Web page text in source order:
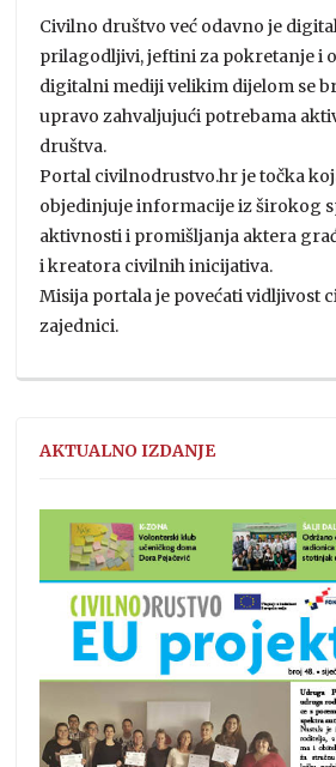
Civilno društvo već odavno je
prilagodljivi, jeftini za pokretanje i
digitalni mediji velikim dijelom se
upravo zahvaljujući potrebama
društva.
Portal civilnodrustvo.hr je točka
objedinjuje informacije iz širokog
aktivnosti i promišljanja aktera
i kreatora civilnih inicijativa.
Misija portala je povećati vidljivost
zajednici.
AKTUALNO IZDANJE